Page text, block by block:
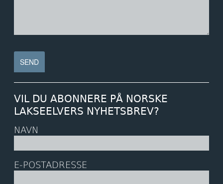
VIL DU ABONNERE PÅ NORSKE
LAKSEELVERS NYHETSBREV?
NAVN
E-POSTADRESSE